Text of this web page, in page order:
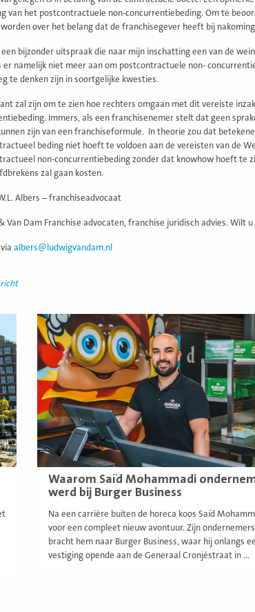
van het postcontractuele non-concurrentiebeding. Om te
over het belang dat de franchisegever heeft bij
een bijzonder uitspraak die naar mijn inschatting een van de
er namelijk niet meer aan om postcontractuele non-
te denken zijn in soortgelijke kwesties.
zal zijn om te zien hoe rechters omgaan met dit vereiste
Immers, als een franchisenemer stelt dat geen
zijn van een franchiseformule. In theorie zou dat
beding niet hoeft te voldoen aan de vereisten van de
non-concurrentiebeding zonder dat knowhow hoeft te
zal gaan kosten.
Albers – franchiseadvocaat
Van Dam Franchise advocaten, franchise juridisch advies. Wilt u
albers@ludwigvandam.nl
Waarom Saïd Mohammadi
werd bij Burger Business
Na een carrière buiten de horeca koos Saïd
voor een compleet nieuw avontuur. Zijn
bracht hem naar Burger Business, waar hij onlangs
vestiging opende aan de Generaal Cronjéstraat in ...
Lees
meer